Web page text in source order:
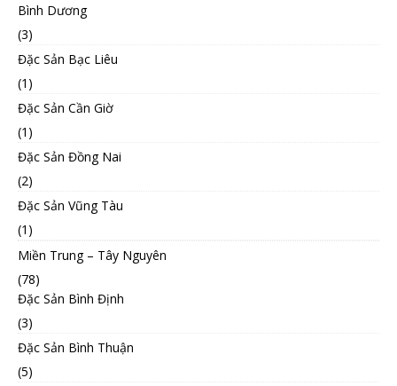
Bình Dương
(3)
Đặc Sản Bạc Liêu
(1)
Đặc Sản Cần Giờ
(1)
Đặc Sản Đồng Nai
(2)
Đặc Sản Vũng Tàu
(1)
Miền Trung – Tây Nguyên
(78)
Đặc Sản Bình Định
(3)
Đặc Sản Bình Thuận
(5)